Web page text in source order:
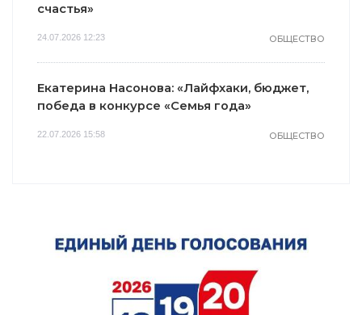
счастья»
24.07.2026 12:23 ОБЩЕСТВО
Екатерина Насонова: «Лайфхаки, бюджет,
победа в конкурсе «Семья года»
22.07.2026 15:58 ОБЩЕСТВО